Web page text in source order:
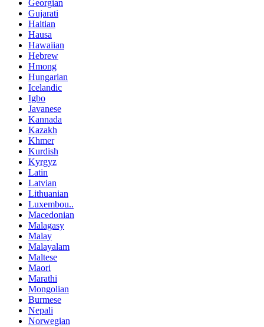
Georgian
Gujarati
Haitian
Hausa
Hawaiian
Hebrew
Hmong
Hungarian
Icelandic
Igbo
Javanese
Kannada
Kazakh
Khmer
Kurdish
Kyrgyz
Latin
Latvian
Lithuanian
Luxembou..
Macedonian
Malagasy
Malay
Malayalam
Maltese
Maori
Marathi
Mongolian
Burmese
Nepali
Norwegian